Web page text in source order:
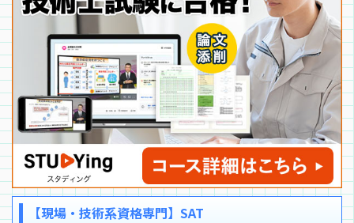
【現場・技術系資格専門】SAT